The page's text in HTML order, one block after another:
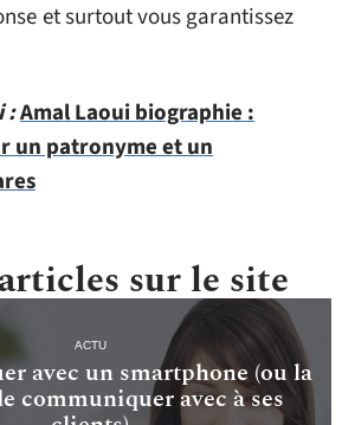
et surtout vous garantissez
:Amal Laoui biographie :
un patronyme et un
sur le site
ACTU
avec un smartphone (ou la
communiquer avec à ses